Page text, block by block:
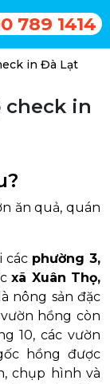
789 1414
in Đà Lạt
check in
ăn quả, quán
các phường 3,
xã Xuân Thọ,
nông sản đặc
hồng còn
10, các vườn
hồng được
chụp hình và